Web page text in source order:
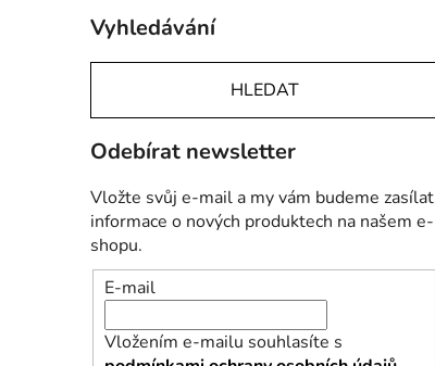
Vyhledávání
HLEDAT
Odebírat newsletter
Vložte svůj e-mail a my vám budeme zasílat
informace o nových produktech na našem e-
shopu.
E-mail
Vložením e-mailu souhlasíte s